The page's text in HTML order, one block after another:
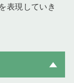
表現していき